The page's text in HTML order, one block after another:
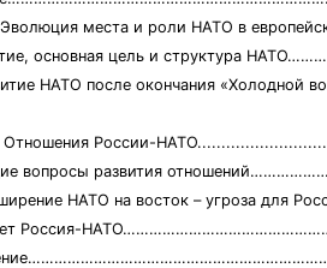
Эволюция места и роли НАТО в
основная цель и структура
НАТО после окончания
Отношения России-
вопросы развития
НАТО на восток – угроза для
Россия-